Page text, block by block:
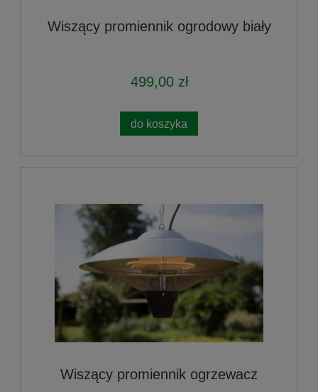
Wiszący promiennik ogrodowy biały
499,00 zł
do koszyka
Wiszący promiennik ogrzewacz